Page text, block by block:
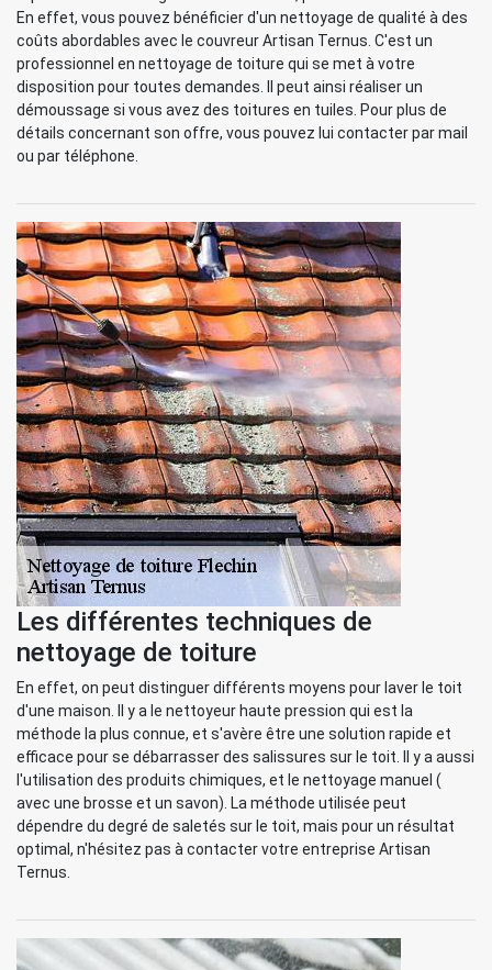
En effet, vous pouvez bénéficier d'un nettoyage de qualité à des
coûts abordables avec le couvreur Artisan Ternus. C'est un
professionnel en nettoyage de toiture qui se met à votre
disposition pour toutes demandes. Il peut ainsi réaliser un
démoussage si vous avez des toitures en tuiles. Pour plus de
détails concernant son offre, vous pouvez lui contacter par mail
ou par téléphone.
Les différentes techniques de
nettoyage de toiture
En effet, on peut distinguer différents moyens pour laver le toit
d'une maison. Il y a le nettoyeur haute pression qui est la
méthode la plus connue, et s'avère être une solution rapide et
efficace pour se débarrasser des salissures sur le toit. Il y a aussi
l'utilisation des produits chimiques, et le nettoyage manuel (
avec une brosse et un savon). La méthode utilisée peut
dépendre du degré de saletés sur le toit, mais pour un résultat
optimal, n'hésitez pas à contacter votre entreprise Artisan
Ternus.